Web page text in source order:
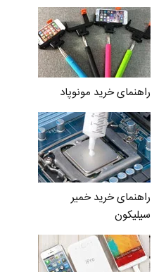
راهنمای خرید مونوپاد
راهنمای خرید خمیر
سیلیکون